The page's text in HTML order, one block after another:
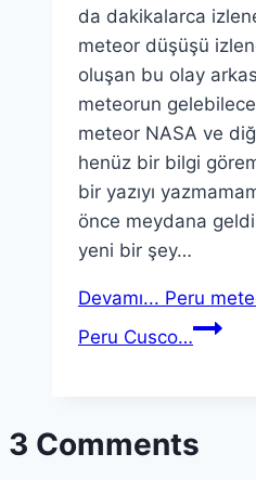
da dakikalarca
meteor düşüşü
oluşan bu olay
meteorun
meteor NASA ve
henüz bir bilgi
bir yazıyı
önce meydana
yeni bir şey…
Devamı... Peru
Peru Cusco…
3 Comments